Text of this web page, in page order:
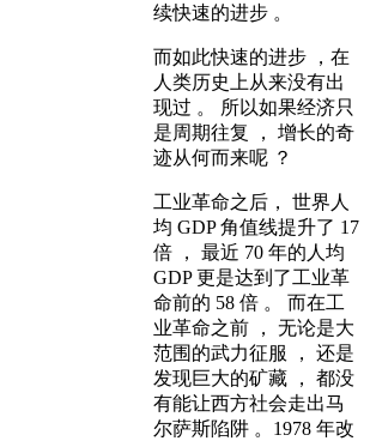
续快速的进步 。
而如此快速的进步 ，在
人类历史上从来没有出
现过 。 所以如果经济只
是周期往复 ， 增长的奇
迹从何而来呢 ？
工业革命之后， 世界人
均 GDP 角值线提升了 17
倍 ， 最近 70 年的人均
GDP 更是达到了工业革
命前的 58 倍 。 而在工
业革命之前 ， 无论是大
范围的武力征服 ， 还是
发现巨大的矿藏 ， 都没
有能让西方社会走出马
尔萨斯陷阱 。1978 年改